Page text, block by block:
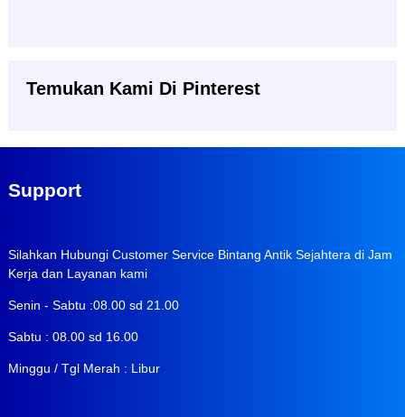
Temukan Kami Di Pinterest
Support
Silahkan Hubungi Customer Service Bintang Antik Sejahtera di Jam
Kerja dan Layanan kami
Senin - Sabtu :08.00 sd 21.00
Sabtu : 08.00 sd 16.00
Minggu / Tgl Merah : Libur